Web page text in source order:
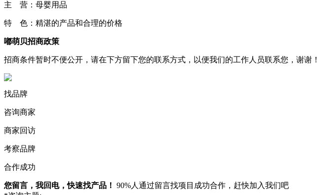
主 营：母婴用品
特 色：精湛的产品和合理的价格
嘟萌贝招商政策
招商条件暂时不便公开，请在下方留下您的联系方式，以便我们的工作人员联系您，谢谢！
找品牌
咨询商家
商家回访
考察品牌
合作成功
您留言，我回电，快速找产品！ 90%人通过留言找项目成功合作，赶快加入我们吧